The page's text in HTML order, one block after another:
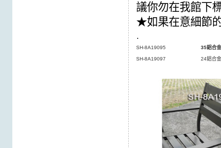
議你勿在我館下
★如果在意細節
.
SH-8A19095 35鋁合
SH-8A19097 24鋁合金